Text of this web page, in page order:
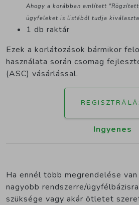
Ahogy a korábban említett
ügyfeleket is listából tudja
1 db raktár
Ezek a korlátozások bármikor
használata során csomag
(ASC) vásárlással.
Ingyenes
Ha ennél több megrendelése van
nagyobb rendszerre/
szüksége vagy akár ötletet